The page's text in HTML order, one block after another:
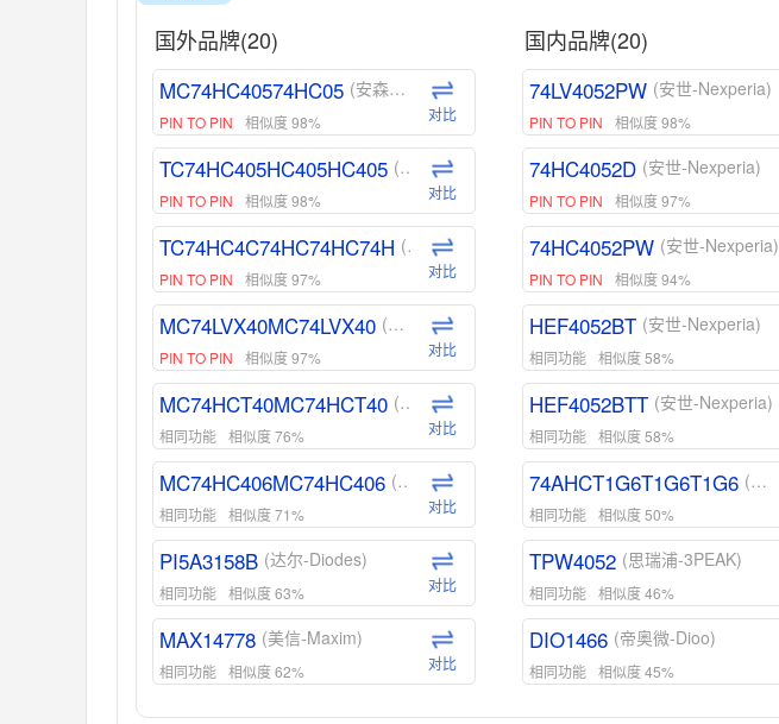
国外品牌(20)
MC74HC40574HC05 (安森美-ON)
PIN TO PIN 相似度 98% 对比
TC74HC405HC405HC405 (东芝-Toshiba)
PIN TO PIN 相似度 98% 对比
TC74HC4C74HC74HC74H (东芝-Toshiba)
PIN TO PIN 相似度 97% 对比
MC74LVX40MC74LVX40 (安森美-ON)
PIN TO PIN 相似度 97% 对比
MC74HCT40MC74HCT40 (安森美-ON)
相同功能 相似度 76% 对比
MC74HC406MC74HC406 (安森美-ON)
相同功能 相似度 71% 对比
PI5A3158B (达尔-Diodes)
相同功能 相似度 63% 对比
MAX14778 (美信-Maxim)
相同功能 相似度 62% 对比
ADG1439 (亚德诺-ADI)
国内品牌(20)
74LV4052PW (安世-Nexperia)
PIN TO PIN 相似度 98%
74HC4052D (安世-Nexperia)
PIN TO PIN 相似度 97%
74HC4052PW (安世-Nexperia)
PIN TO PIN 相似度 94%
HEF4052BT (安世-Nexperia)
相同功能 相似度 58%
HEF4052BTT (安世-Nexperia)
相同功能 相似度 58%
74AHCT1G6T1G6T1G6 (安世-Nexperia)
相同功能 相似度 50%
TPW4052 (思瑞浦-3PEAK)
相同功能 相似度 46%
DIO1466 (帝奥微-Dioo)
相同功能 相似度 45%
DIO1159 (帝奥微-Dioo)